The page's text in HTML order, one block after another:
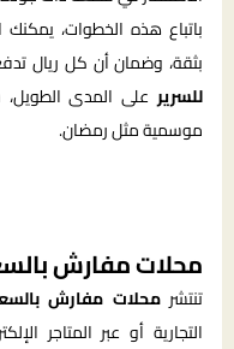
باتباع هذه الخطوات، يمكنك
بثقة، وضمان أن كل ريال
للسرير على المدى
موسمية مثل رمضان.
محلات مفارش
تنتشرمحلات مفارش
التجارية أو عبر المتاجر